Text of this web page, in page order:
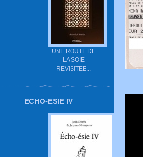
UNE ROUTE DE
LA SOIE
REVISITEE...
ECHO-ESIE IV